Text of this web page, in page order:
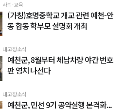
사회·교육
(가칭)호명중학교 개교 관련 예천-안
동 합동 학부모 설명회 개최
내고장소식
예천군, 8월부터 체납차량 야간 번호
판 영치 나선다
내고장소식
예천군, 민선 9기 공약실행 본격화...